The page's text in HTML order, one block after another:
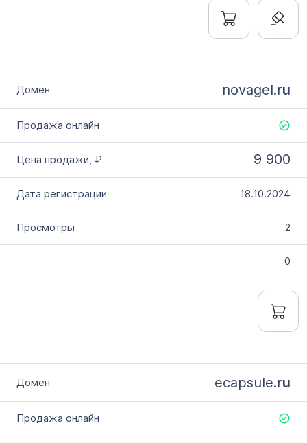
novagel.ru
9 900
18.10.2024
2
0
ecapsule.ru